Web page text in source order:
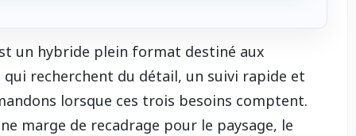
un hybride plein format destiné aux
recherchent du détail, un suivi rapide et
lorsque ces trois besoins comptent.
marge de recadrage pour le paysage, le